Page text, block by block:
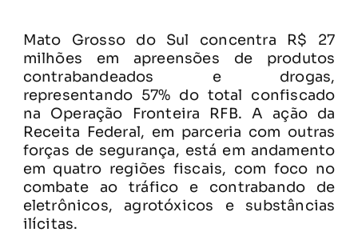
Mato Grosso do Sul concentra R$ 27
milhões em apreensões de produtos
contrabandeados e drogas,
representando 57% do total confiscado
na Operação Fronteira RFB. A ação da
Receita Federal, em parceria com outras
forças de segurança, está em andamento
em quatro regiões fiscais, com foco no
combate ao tráfico e contrabando de
eletrônicos, agrotóxicos e substâncias
ilícitas.